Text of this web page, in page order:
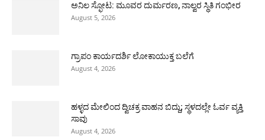
ಅನಿಲ ಸ್ಫೋಟ: ಮೂವರ ದುರ್ಮರಣ, ನಾಲ್ವರ ಸ್ಥಿತಿ ಗಂಭೀರ
August 5, 2026
ಗ್ರಾಪಂ ಕಾರ್ಯದರ್ಶಿ ಲೋಕಾಯುಕ್ತ ಬಲೆಗೆ
August 4, 2026
ಹಳ್ಳದ ಮೇಲಿಂದ ದ್ವಿಚಕ್ರ ವಾಹನ ಬಿದ್ದು; ಸ್ಥಳದಲ್ಲೇ ಓರ್ವ ವ್ಯಕ್ತಿ
ಸಾವು
August 4, 2026